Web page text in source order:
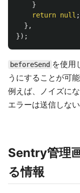
}
return null ;
},
});
beforeSend を使用
うにすることが可能
例えば、ノイズに
エラーは送信しな
Sentry管理
る情報